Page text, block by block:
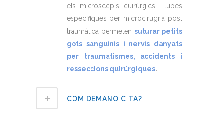
els microscopis quirúrgics i lupes
específiques per microcirugria post
traumàtica permeten suturar petits
gots sanguinis i nervis danyats
per traumatismes, accidents i
resseccions quirúrgiques.
COM DEMANO CITA?